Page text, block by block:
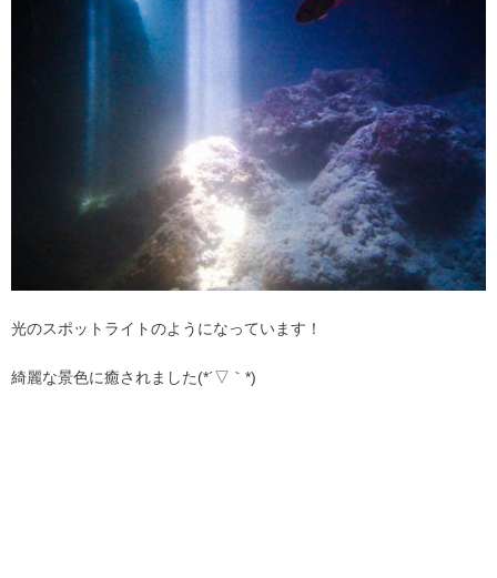
光のスポットライトのようになっています！
綺麗な景色に癒されました(*´▽｀*)